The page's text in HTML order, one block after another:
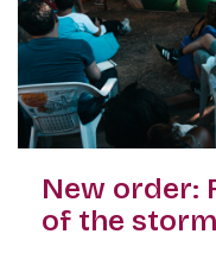
New order:
of the storm